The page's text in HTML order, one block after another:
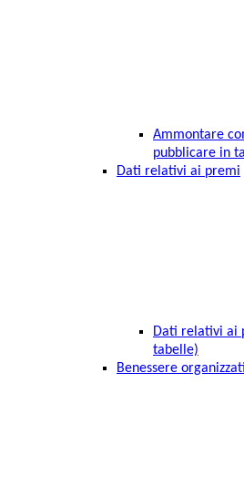
Ammontare
pubblicare in
Dati relativi ai premi
Dati relativi ai
tabelle)
Benessere